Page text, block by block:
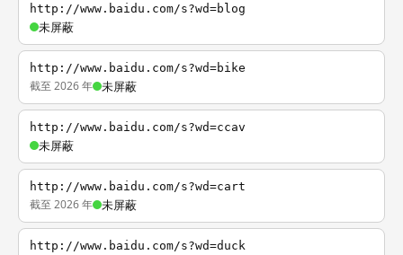
http://www.baidu.com/s?wd=blog
未屏蔽
http://www.baidu.com/s?wd=bike
截至 2026 年 未屏蔽
http://www.baidu.com/s?wd=ccav
未屏蔽
http://www.baidu.com/s?wd=cart
截至 2026 年 未屏蔽
http://www.baidu.com/s?wd=duck